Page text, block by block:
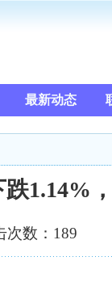
最新动态
1.14%
次数：189